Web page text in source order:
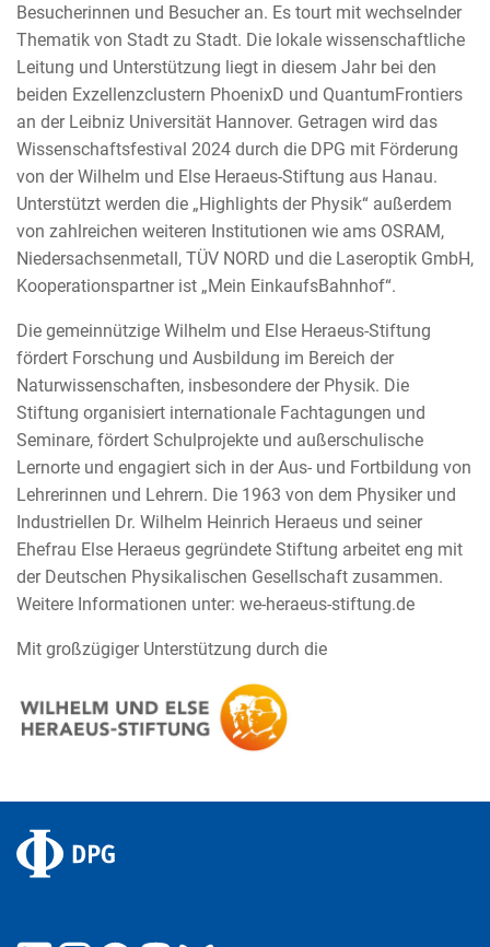
Besucherinnen und Besucher an. Es tourt mit wechselnder
Thematik von Stadt zu Stadt. Die lokale wissenschaftliche
Leitung und Unterstützung liegt in diesem Jahr bei den
beiden Exzellenzclustern PhoenixD und QuantumFrontiers
an der Leibniz Universität Hannover. Getragen wird das
Wissenschaftsfestival 2024 durch die DPG mit Förderung
von der Wilhelm und Else Heraeus-Stiftung aus Hanau.
Unterstützt werden die „Highlights der Physik“ außerdem
von zahlreichen weiteren Institutionen wie ams OSRAM,
Niedersachsenmetall, TÜV NORD und die Laseroptik GmbH,
Kooperationspartner ist „Mein EinkaufsBahnhof“.
Die gemeinnützige Wilhelm und Else Heraeus-Stiftung
fördert Forschung und Ausbildung im Bereich der
Naturwissenschaften, insbesondere der Physik. Die
Stiftung organisiert internationale Fachtagungen und
Seminare, fördert Schulprojekte und außerschulische
Lernorte und engagiert sich in der Aus- und Fortbildung von
Lehrerinnen und Lehrern. Die 1963 von dem Physiker und
Industriellen Dr. Wilhelm Heinrich Heraeus und seiner
Ehefrau Else Heraeus gegründete Stiftung arbeitet eng mit
der Deutschen Physikalischen Gesellschaft zusammen.
Weitere Informationen unter: we-heraeus-stiftung.de
Mit großzügiger Unterstützung durch die